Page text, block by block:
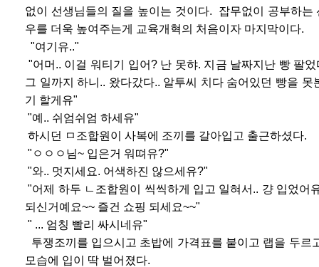
없이 선생님들의 질을 높이는 것이다. 잡무없이 공부하는
우를 더욱 높여 주는게 교육개혁의 처음이자 마지막이다.
"여기유.."
"어머.. 이걸 워티기 입어? 난 못햐. 지금 날짜지난 빵 팔
그 일까지 하니.. 왔다갔다.. 알투씨 치다 숨어있던 빵을 못
기 할게유"
"예.. 쉬엄쉬엄 하세유"
하시던 ㅁ조합원이 사복에 조끼를 갈아입고 출근하셨다.
"ㅇㅇㅇ님~ 입은거 워뗘유?"
"와.. 멋지세요. 어색하진 않으세유?"
"어제 하두 ㄴ조합원이 씩씩하게 입고 일혀서.. 걍 입었어
되신거예요~~ 즐건 쇼핑 되세요~~"
" ... 엄칭 빨리 싸시네유"
투쟁조끼를 입으시고 초밥에 가격표를 붙이고 랩을 두르
모습에 입이 딱 벌어졌다.